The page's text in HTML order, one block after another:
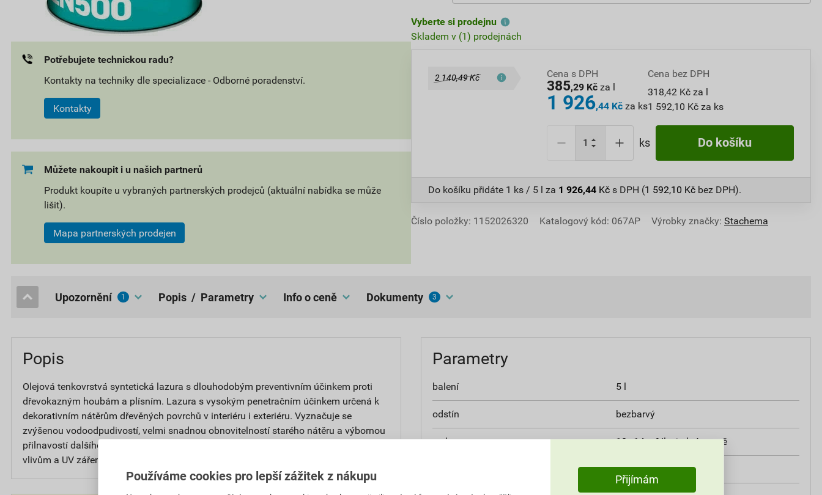
Potřebujete technickou radu?
Kontakty na techniky dle specializace - Odborné poradenství.
Kontakty
Můžete nakoupit i u našich partnerů
Produkt koupíte u vybraných partnerských prodejců (aktuální nabídka se může
lišit).
Mapa partnerských prodejen
Vyberte si prodejnu
Skladem v (1) prodejnách
2 140,49 Kč Cena s DPH
385,29 Kč za l
1 926,44 Kč za ks
Cena bez DPH
318,42 Kč za l
1 592,10 Kč za ks
ks Do košíku
Do košíku přidáte 1 ks / 5 l za 1 926,44 Kč s DPH (1 592,10 Kč bez DPH).
Číslo položky: 1152026320 Katalogový kód: 067AP Výrobky značky: Stachema
popis / Parametry
upozornění 1 Info o ceně dokumenty 3
Popis
Olejová tenkovrstvá syntetická lazura s dlouhodobým preventivním účinkem proti
dřevokazným houbám a plísním. Lazura s vysokým penetračním účinkem určená k
dekorativním nátěrům dřevěných povrchů v interiéru i exteriéru. Vyznačuje se
zvýšenou vodoodpudivostí, velmi snadnou obnovitelností starého nátěru a výbornou
přilnavostí dalšího nátěru. Výsledný nátěr je dlouhodobě odolný vůči povětrnostním
vlivům a UV záření, nepraská a neloupe se.
Parametry
balení 5 l
odstín bezbarvý
vydatnost 10–14 m²/l v jedné vrstvě
exteriér, interiér
Používáme cookies pro lepší zážitek z nákupu Přijímám